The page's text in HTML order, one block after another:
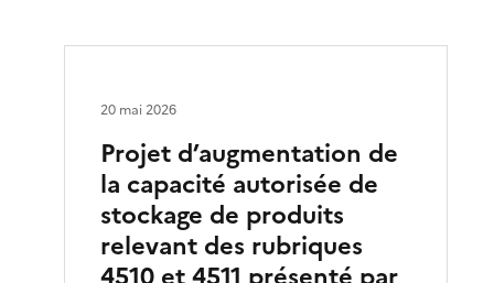
Projet d’augmentation de
la capacité autorisée de
stockage de produits
relevant des rubriques
20 mai 2026